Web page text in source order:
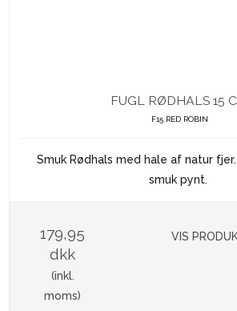
FUGL RØDHALS 15
F15 RED ROBIN
Smuk Rødhals med hale af natur
smuk pynt.
179,95
dkk
(inkl.
moms)
VIS